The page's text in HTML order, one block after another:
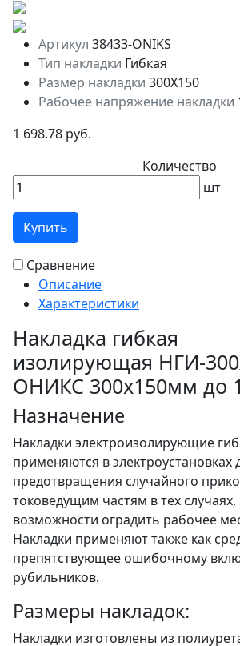
Артикул 38433-ONIKS
Тип накладки Гибкая
Размер накладки 300Х150
Рабочее напряжение накладки
1 698.78 руб.
Количество
шт
Купить
Сравнение
Описание
Характеристики
Накладка гибкая
изолирующая НГИ-
ОНИКС 300х150мм до
Назначение
Накладки электроизолирующие
применяются в электроустановках
предотвращения случайного
токоведущим частям в тех случаях,
возможности оградить рабочее
Накладки применяют также как
препятствующее ошибочному
рубильников.
Размеры накладок:
Накладки изготовлены из